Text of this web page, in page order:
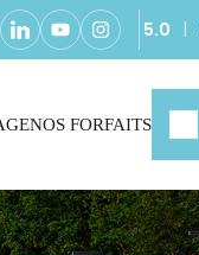
5.0
NOS FORFAITS